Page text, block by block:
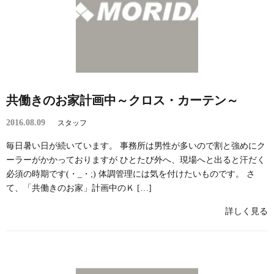
共働きのお家計画中～クロス・カーテン～
2016.08.09 スタッフ
毎日暑い日が続いています。 事務所は男性が多いので割と強めにク
ーラーがかかっておりますが ひとたび外へ、現場へと出ると汗だく
必須の時期です(・_・;) 体調管理には気を付けたいものです。 さ
て、「共働きのお家」計画中のＫ […]
詳しく見る